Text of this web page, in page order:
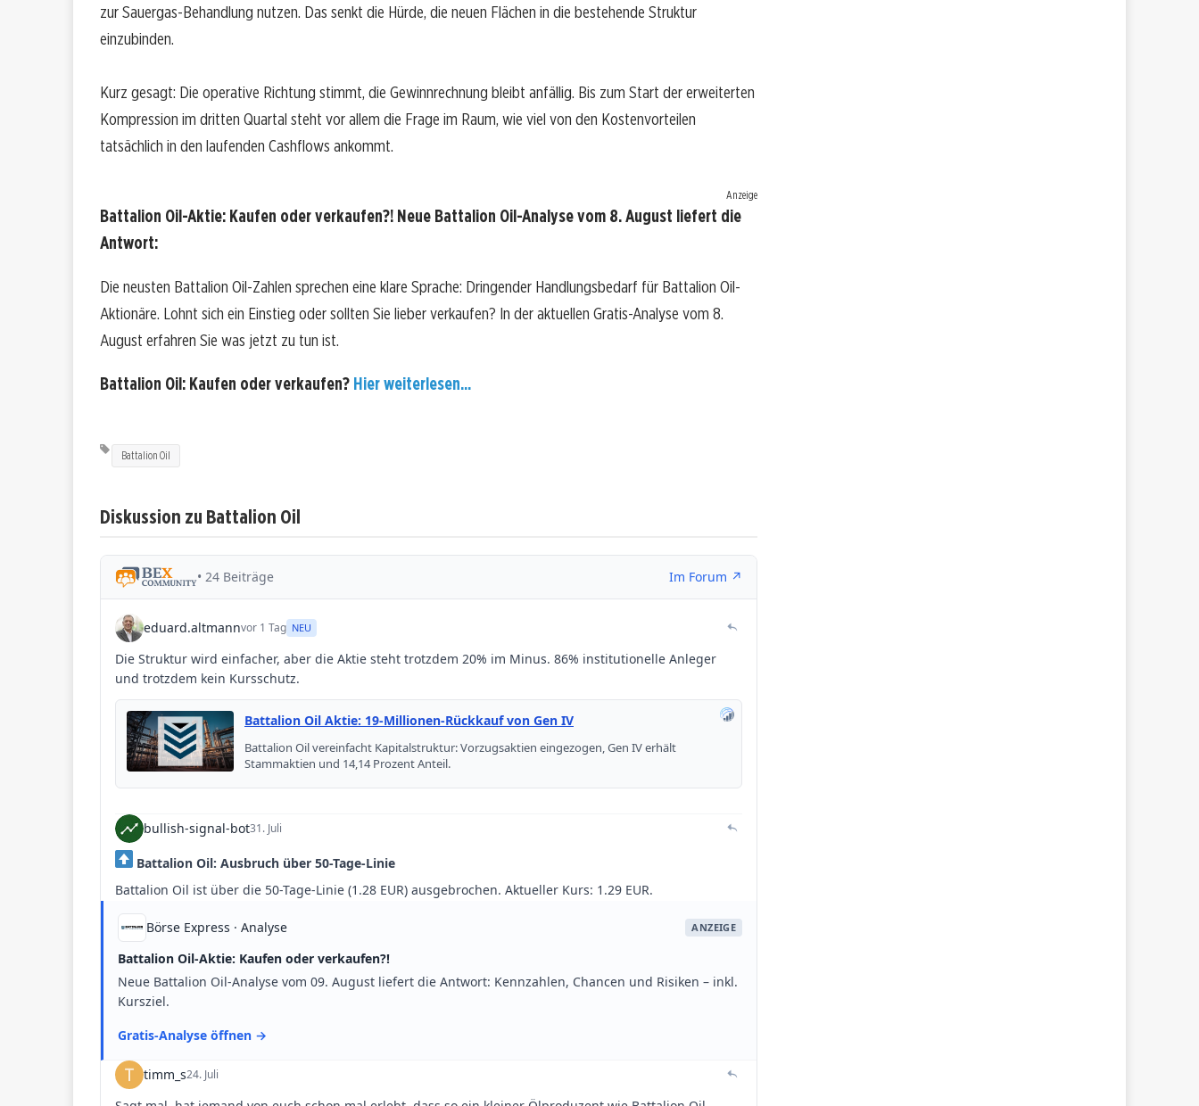
zur Sauergas-Behandlung nutzen. Das senkt die Hürde, die neuen Flächen in die bestehende Struktur
einzubinden.
Kurz gesagt: Die operative Richtung stimmt, die Gewinnrechnung bleibt anfällig. Bis zum Start der erweiterten
Kompression im dritten Quartal steht vor allem die Frage im Raum, wie viel von den Kostenvorteilen
tatsächlich in den laufenden Cashflows ankommt.
Anzeige
Battalion Oil-Aktie: Kaufen oder verkaufen?! Neue Battalion Oil-Analyse vom 8. August liefert die
Antwort:
Die neusten Battalion Oil-Zahlen sprechen eine klare Sprache: Dringender Handlungsbedarf für Battalion Oil-
Aktionäre. Lohnt sich ein Einstieg oder sollten Sie lieber verkaufen? In der aktuellen Gratis-Analyse vom 8.
August erfahren Sie was jetzt zu tun ist.
Battalion Oil: Kaufen oder verkaufen? Hier weiterlesen...
Battalion Oil
Diskussion zu Battalion Oil